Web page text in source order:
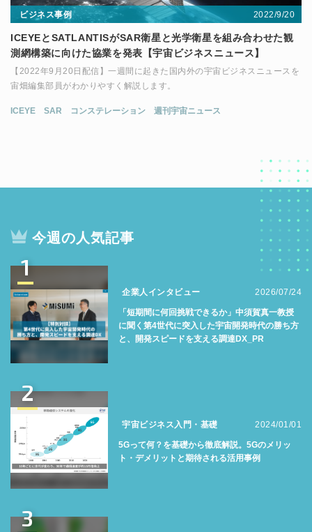
ビジネス事例 2022/9/20
ICEYEとSATLANTISがSAR衛星と光学衛星を組み合わせた観
測網構築に向けた協業を発表【宇宙ビジネスニュース】
【2022年9月20日配信】一週間に起きた国内外の宇宙ビジネスニュースを
宙畑編集部員がわかりやすく解説します。
ICEYE SAR コンステレーション 週刊宇宙ニュース
今週の人気記事
1
企業人インタビュー 2026/07/24
「短期間に何回挑戦できるか」中須賀真一教授
に聞く第4世代に突入した宇宙開発時代の勝ち方
と、開発スピードを支える調達DX_PR
2
宇宙ビジネス入門・基礎 2024/01/01
5Gって何？を基礎から徹底解説。5Gのメリッ
ト・デメリットと期待される活用事例
3